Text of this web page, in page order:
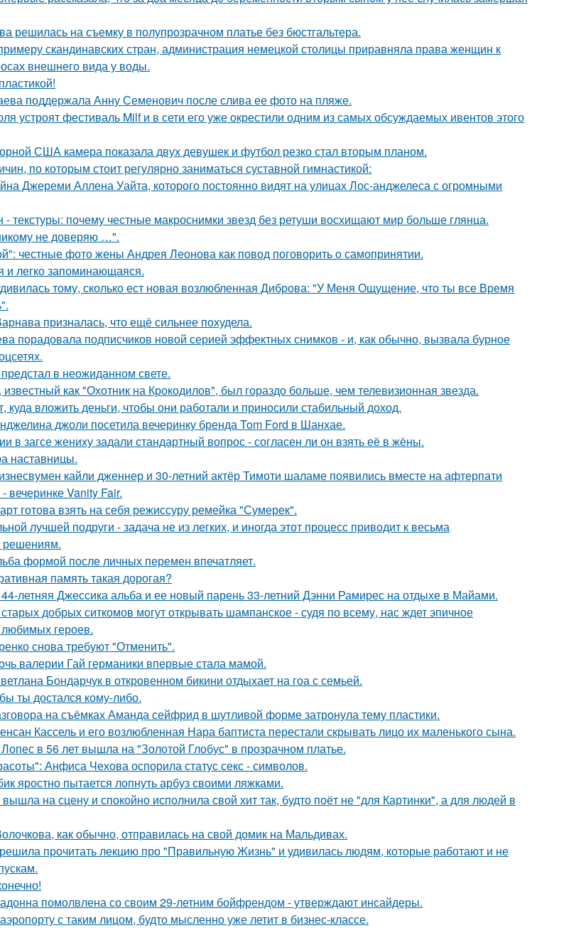
решилась на съемку в полупрозрачном платье без бюстгальтера.
скандинавских стран, администрация немецкой столицы приравняла права женщин к
внешнего вида у воды.
поддержала Анну Семенович после слива ее фото на пляже.
устроят фестиваль Milf и в сети его уже окрестили одним из самых обсуждаемых ивентов этого
США камера показала двух девушек и футбол резко стал вторым планом.
по которым стоит регулярно заниматься суставной гимнастикой:
Джереми Аллена Уайта, которого постоянно видят на улицах Лос-анджелеса с огромными
- текстуры: почему честные макроснимки звезд без ретуши восхищают мир больше глянца.
не доверяю …".
честные фото жены Андрея Леонова как повод поговорить о самопринятии.
и легко запоминающаяся.
тому, сколько ест новая возлюбленная Диброва: "У Меня Ощущение, что ты все Время
призналась, что ещё сильнее похудела.
порадовала подписчиков новой серией эффектных снимков - и, как обычно, вызвала бурное
в неожиданном свете.
как "Охотник на Крокодилов", был гораздо больше, чем телевизионная звезда.
куда вложить деньги, чтобы они работали и приносили стабильный доход.
джоли посетила вечеринку бренда Tom Ford в Шанхае.
в загсе жениху задали стандартный вопрос - согласен ли он взять её в жёны.
наставницы.
кайли дженнер и 30-летний актёр Тимоти шаламе появились вместе на афтерпати
вечеринке Vanity Fair.
готова взять на себя режиссуру ремейка "Сумерек".
лучшей подруги - задача не из легких, и иногда этот процесс приводит к весьма
решениям.
формой после личных перемен впечатляет.
память такая дорогая?
летняя Джессика альба и ее новый парень 33-летний Дэнни Рамирес на отдыхе в Майами.
добрых ситкомов могут открывать шампанское - судя по всему, нас ждет эпичное
героев.
снова требуют "Отменить".
валерии Гай германики впервые стала мамой.
Бондарчук в откровенном бикини отдыхает на гоа с семьей.
ты достался кому-либо.
на съёмках Аманда сейфрид в шутливой форме затронула тему пластики.
Кассель и его возлюбленная Нара баптиста перестали скрывать лицо их маленького сына.
в 56 лет вышла на "Золотой Глобус" в прозрачном платье.
Анфиса Чехова оспорила статус секс - символов.
яростно пытается лопнуть арбуз своими ляжками.
на сцену и спокойно исполнила свой хит так, будто поёт не "для Картинки", а для людей в
как обычно, отправилась на свой домик на Мальдивах.
прочитать лекцию про "Правильную Жизнь" и удивилась людям, которые работают и не
помолвлена со своим 29-летним бойфрендом - утверждают инсайдеры.
с таким лицом, будто мысленно уже летит в бизнес-классе.